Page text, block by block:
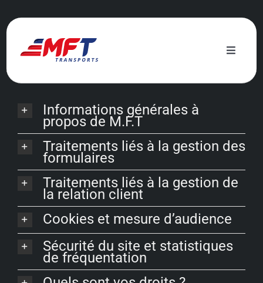
au
Toggle
Nos services
Engagement écologique
Actualités
À propos
Contact
Mentions
Informations générales à
propos de M.F.T
Traitements liés à la gestion des
formulaires
Traitements liés à la gestion de
la relation client
Cookies et mesure d’audience
Sécurité du site et statistiques
de fréquentation